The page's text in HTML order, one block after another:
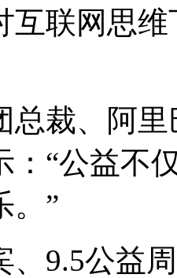
互联网思
总裁、阿
：“公益不
。”
、9.5公益